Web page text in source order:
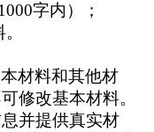
字内）；
材料和其他材
修改基本材料。
并提供真实材